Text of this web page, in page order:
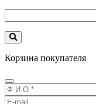
Корзина покупателя